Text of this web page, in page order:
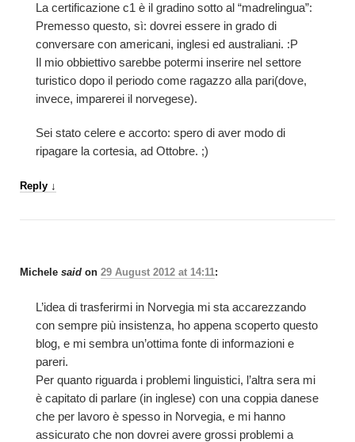
La certificazione c1 è il gradino sotto al “madrelingua”:
Premesso questo, sì: dovrei essere in grado di
conversare con americani, inglesi ed australiani. :P
Il mio obbiettivo sarebbe potermi inserire nel settore
turistico dopo il periodo come ragazzo alla pari(dove,
invece, imparerei il norvegese).
Sei stato celere e accorto: spero di aver modo di
ripagare la cortesia, ad Ottobre. ;)
Reply ↓
Michele said on 29 August 2012 at 14:11:
L’idea di trasferirmi in Norvegia mi sta accarezzando
con sempre più insistenza, ho appena scoperto questo
blog, e mi sembra un’ottima fonte di informazioni e
pareri.
Per quanto riguarda i problemi linguistici, l’altra sera mi
è capitato di parlare (in inglese) con una coppia danese
che per lavoro è spesso in Norvegia, e mi hanno
assicurato che non dovrei avere grossi problemi a